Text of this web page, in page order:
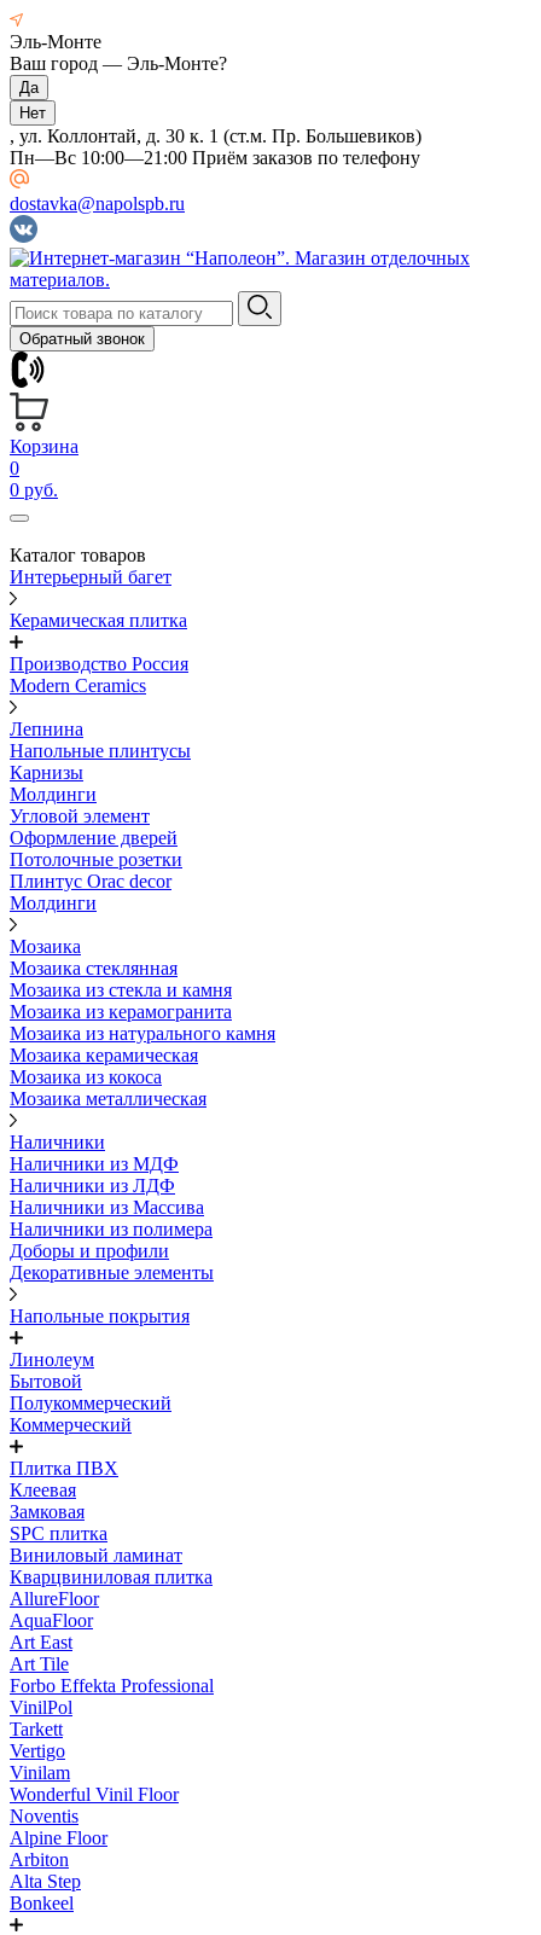
Эль-Монте
Ваш город — Эль-Монте?
, ул. Коллонтай, д. 30 к. 1 (ст.м. Пр. Большевиков)
Пн—Вс 10:00—21:00 Приём заказов по телефону
dostavka@napolspb.ru
Обратный звонок
Корзина
0
0 руб.
Каталог товаров
Интерьерный багет
Керамическая плитка
Производство Россия
Modern Ceramics
Лепнина
Напольные плинтусы
Карнизы
Молдинги
Угловой элемент
Оформление дверей
Потолочные розетки
Плинтус Orac decor
Молдинги
Мозаика
Мозаика стеклянная
Мозаика из стекла и камня
Мозаика из керамогранита
Мозаика из натурального камня
Мозаика керамическая
Мозаика из кокоса
Мозаика металлическая
Наличники
Наличники из МДФ
Наличники из ЛДФ
Наличники из Массива
Наличники из полимера
Доборы и профили
Декоративные элементы
Напольные покрытия
Линолеум
Бытовой
Полукоммерческий
Коммерческий
Плитка ПВХ
Клеевая
Замковая
SPC плитка
Виниловый ламинат
Кварцвиниловая плитка
AllureFloor
AquaFloor
Art East
Art Tile
Forbo Effekta Professional
VinilPol
Tarkett
Vertigo
Vinilam
Wonderful Vinil Floor
Noventis
Alpine Floor
Arbiton
Alta Step
Bonkeel